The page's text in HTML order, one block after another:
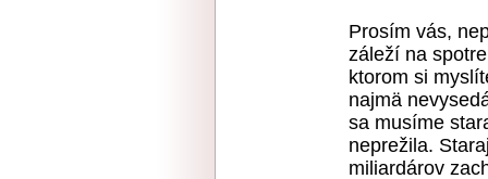
Prosím vás,
záleží na
ktorom si
najmä
sa musíme
neprežila.
miliardárov